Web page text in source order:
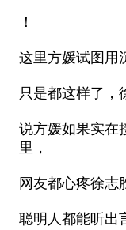
！
这里方媛试图用
只是都这样了，
说方媛如果实在
里，
网友都心疼徐志
聪明人都能听出